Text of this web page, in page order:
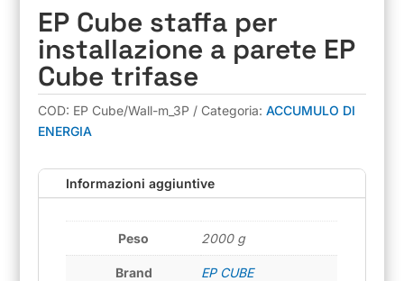
EP Cube staffa per
installazione a parete EP
Cube trifase
COD: EP Cube/Wall-m_3P Categoria:ACCUMULO DI
ENERGIA
Informazioni aggiuntive
Peso 2000 g
Brand EP CUBE